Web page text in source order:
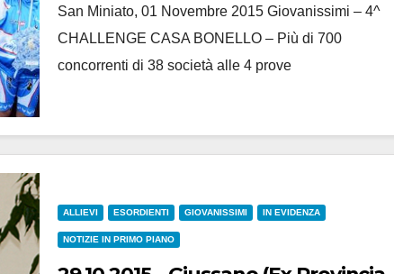
al via nelle 4 prove
San Miniato, 01 Novembre 2015 Giovanissimi – 4^
CHALLENGE CASA BONELLO – Più di 700
concorrenti di 38 società alle 4 prove
ALLIEVI ESORDIENTI GIOVANISSIMI IN EVIDENZA
NOTIZIE IN PRIMO PIANO